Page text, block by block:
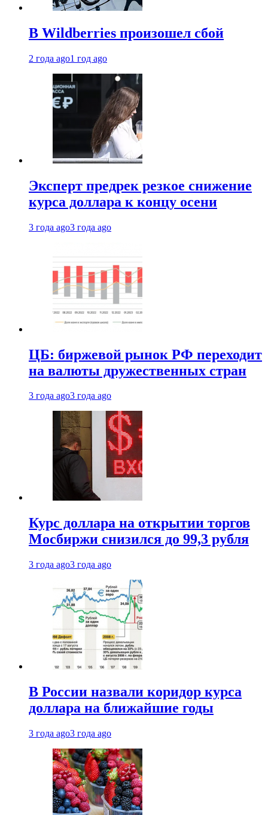
В Wildberries произошел сбой
2 года ago1 год ago
Эксперт предрек резкое снижение
курса доллара к концу осени
3 года ago3 года ago
ЦБ: биржевой рынок РФ переходит
на валюты дружественных стран
3 года ago3 года ago
Курс доллара на открытии торгов
Мосбиржи снизился до 99,3 рубля
3 года ago3 года ago
В России назвали коридор курса
доллара на ближайшие годы
3 года ago3 года ago